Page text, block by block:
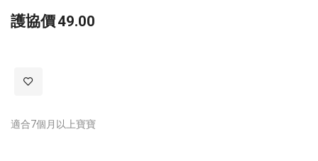
護協價49.00
適合7個月以上寶寶